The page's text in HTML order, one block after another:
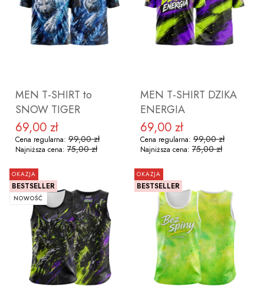
MEN T-SHIRT to
SNOW TIGER
Cena promocyjna
69,00 zł
Cena regularna: 99,00 zł
Najniższa cena: 75,00 zł
ZOBACZ PRODUKT
MEN T-SHIRT DZIKA
ENERGIA
Cena promocyjna
69,00 zł
Cena regularna: 99,00 zł
Najniższa cena: 75,00 zł
ZOBACZ PRODUKT
OKAZJA
BESTSELLER
NOWOŚĆ
OKAZJA
BESTSELLER